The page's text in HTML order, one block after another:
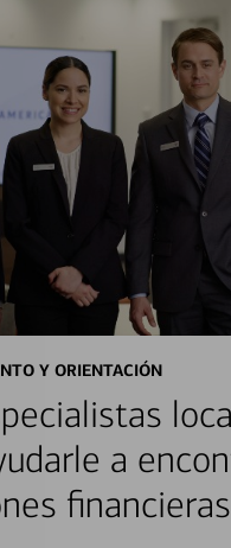
Y ORIENTACIÓN
a
financieras